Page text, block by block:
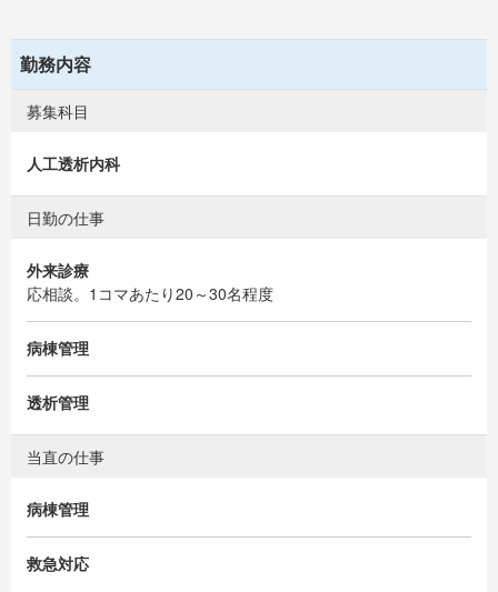
勤務内容
募集科目
人工透析内科
日勤の仕事
外来診療
応相談。1コマあたり20～30名程度
病棟管理
透析管理
当直の仕事
病棟管理
救急対応